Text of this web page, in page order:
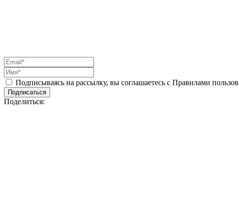
Подписываясь на рассылку, вы соглашаетесь с Правилами
Подписаться
Поделиться: